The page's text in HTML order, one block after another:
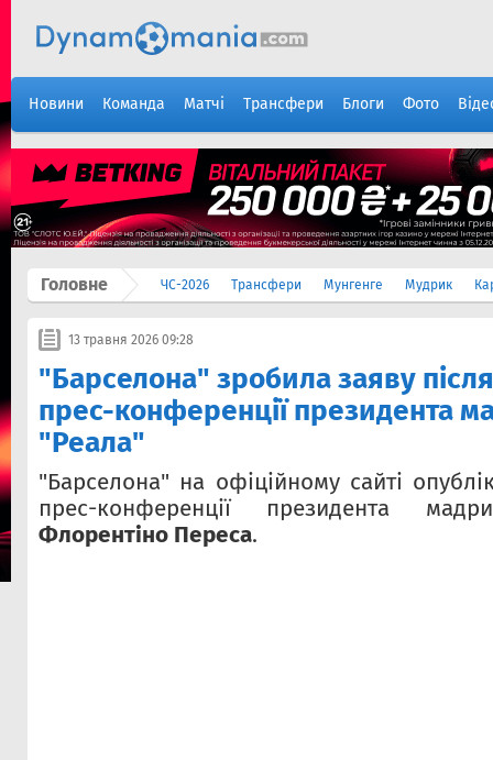
Новини Команда Матчі Трансфери Блоги Фото
Головне ЧС-2026 Трансфери Мунгенге Мудрик
13 травня 2026 09:28
"Барселона" зробила заяву
прес-конференції президента
"Реала"
"Барселона" на офіційному сайті
прес-конференції президента
Флорентіно Переса.